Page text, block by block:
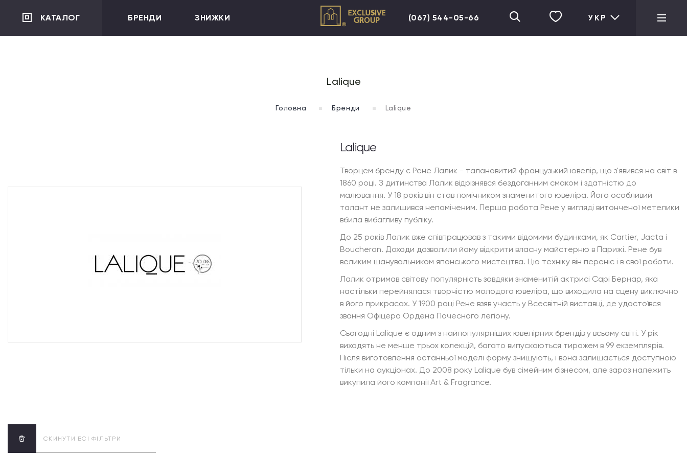
КАТАЛОГ
БРЕНДИ ЗНИЖКИ (067) 544-05-66 УКР
Lalique
Головна Бренди Lalique
Lalique
Творцем бренду є Рене Лалик - талановитий французький ювелір, що з'явився на світ в
1860 році. З дитинства Лалик відрізнявся бездоганним смаком і здатністю до
малювання. У 18 років він став помічником знаменитого ювеліра. Його особливий
талант не залишився непоміченим. Перша робота Рене у вигляді витонченої метелики
вбила вибагливу публіку.
До 25 років Лалик вже співпрацював з такими відомими будинками, як Cartier, Jacta і
Boucheron. Доходи дозволили йому відкрити власну майстерню в Парижі. Рене був
великим шанувальником японського мистецтва. Цю техніку він переніс і в свої роботи.
Лалик отримав світову популярність завдяки знаменитій актрисі Сарі Бернар, яка
настільки перейнялася творчістю молодого ювеліра, що виходила на сцену виключно
в його прикрасах. У 1900 році Рене взяв участь у Всесвітній виставці, де удостоївся
звання Офіцера Ордена Почесного легіону.
Сьогодні Lalique є одним з найпопулярніших ювелірних брендів у всьому світі. У рік
виходять не менше трьох колекцій, багато випускаються тиражем в 99 екземплярів.
Після виготовлення останньої моделі форму знищують, і вона залишається доступною
тільки на аукціонах. До 2008 року Lalique був сімейним бізнесом, але зараз належить
викупила його компанії Art & Fragrance.
СКИНУТИ ВСІ ФІЛЬТРИ